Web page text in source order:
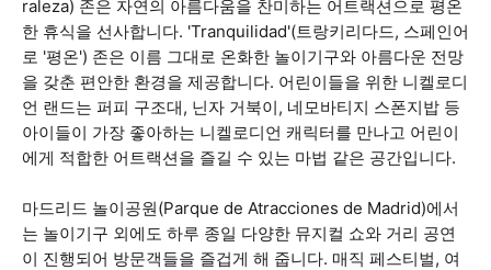
raleza) 존은 자연의 아름다움을 찬미하는 어트랙션으로 평온
한 휴식을 선사합니다. 'Tranquilidad'(트랑키리다드, 스페인어
로 '평온') 존은 이름 그대로 온화한 놀이기구와 아름다운 전망
을 갖춘 편안한 환경을 제공합니다. 어린이들을 위한 니켈로디
언 랜드는 퍼피 구조대, 닌자 거북이, 네모바티지 스폰지밥 등
아이들이 가장 좋아하는 니켈로디언 캐릭터를 만나고 어린이
에게 적합한 어트랙션을 즐길 수 있는 마법 같은 공간입니다.
마드리드 놀이공원(Parque de Atracciones de Madrid)에서
는 놀이기구 외에도 하루 종일 다양한 뮤지컬 쇼와 거리 공연
이 진행되어 방문객들을 즐겁게 해 줍니다. 매직 페스티벌, 여